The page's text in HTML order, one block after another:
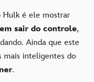
é ele mostrar
sair do controle,
Ainda que este
mais inteligentes do
.